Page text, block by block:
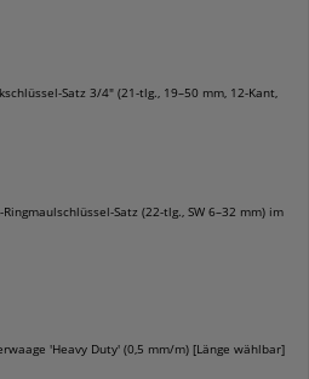
Satz 3/4" (21-tlg., 19–50 mm, 12-Kant,
Ringmaulschlüssel-Satz (22-tlg., SW 6–32 mm) im
'Heavy Duty' (0,5 mm/m) [Länge wählbar]